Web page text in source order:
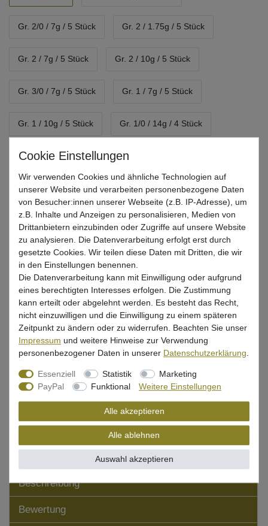
Gr. 2/0 / 7g / 5 Stück Gr. 2 / 1.75g / 5 Stück
Gr. 2 / 7g / 5 Stück Gr. 2 / 10g / 5 Stück
Gr. 3/0 / 7g / 5 Stück Gr. 1 / 7g / 5 Stück
Gr. 1 / 10g / 5 Stück Gr. 1/0 / 14g / 4 Stück
Gr. 2/0 / 14g / 4 Stück Gr. 3/0 / 14g / 4 Stück
Gr. 6 / 1.75g / 5 Stück Gr. 6 / 3.5g / 5 Stück
Gr. 4 / 1.75g / 5 Stück Gr. 4 / 7g / 5 Stück
4,99 EUR*
Versandkosten
Lieferzeit 1-3 Tage (Deutschland); 3-7 Tage (Ausland)
Informationen zur Berechnung des Liefertermins hier
Nur noch 2 Stück verfügbar
In den Warenkorb
Wunschliste
Beschreibung
Bewertung
Wir verwenden Cookies und ähnliche Technologien auf
unserer Website und verarbeiten personenbezogene Daten
von Besucher:innen unserer Webseite (z.B. IP-Adresse), um
z.B. Inhalte und Anzeigen zu personalisieren, Medien von
Drittanbietern einzubinden oder Zugriffe auf unsere Website
zu analysieren. Die Datenverarbeitung erfolgt erst durch
gesetzte Cookies. Wir teilen diese Daten mit Dritten, die wir
in den Einstellungen benennen.
Die Datenverarbeitung kann mit Einwilligung oder aufgrund
eines berechtigten Interesses erfolgen. Die Zustimmung
kann erteilt oder abgelehnt werden. Es besteht das Recht,
nicht einzuwilligen und die Einwilligung zu einem späteren
Zeitpunkt zu ändern oder zu widerrufen. Beachten Sie unser
Impressum und weitere Hinweise zur Verwendung
personenbezogener Daten in unserer Daten­schutz­erklärung
Essenziell Statistik
Marketing
PayPal
Funktional Weitere Einstellungen
Alle akzeptieren
Alle ablehnen
Auswahl akzeptieren